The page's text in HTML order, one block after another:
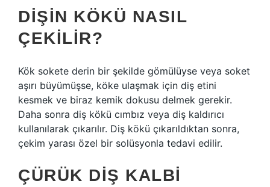
DIŞIN KÖKÜ NASIL
ÇEKILIR?
Kök sokete derin bir şekilde gömülüyse veya soket
aşırı büyümüşse, köke ulaşmak için diş etini
kesmek ve biraz kemik dokusu delmek gerekir.
Daha sonra diş kökü cımbız veya diş kaldırıcı
kullanılarak çıkarılır. Diş kökü çıkarıldıktan sonra,
çekim yarası özel bir solüsyonla tedavi edilir.
ÇÜRÜK DIŞ KALBI